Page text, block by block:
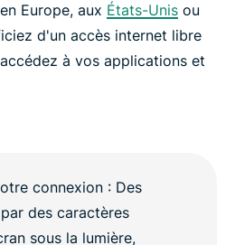
Europe, aux États-Unis ou
d'un accès internet libre
à vos applications et